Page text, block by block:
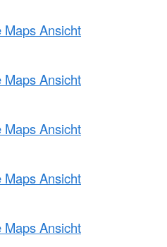
Maps Ansicht
Maps Ansicht
Maps Ansicht
Maps Ansicht
Maps Ansicht